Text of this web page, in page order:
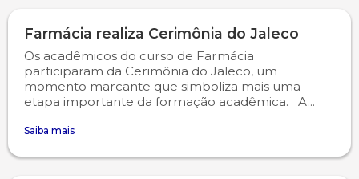
Farmácia realiza Cerimônia do Jaleco
Os acadêmicos do curso de Farmácia
participaram da Cerimônia do Jaleco, um
momento marcante que simboliza mais uma
etapa importante da formação acadêmica. A...
Saiba mais
Simulado Preparatório